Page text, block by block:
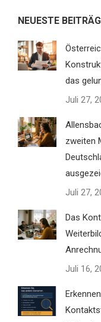
NEUESTE
das
Juli 27,
zweiten
Juli 27,
Das
Juli 16,